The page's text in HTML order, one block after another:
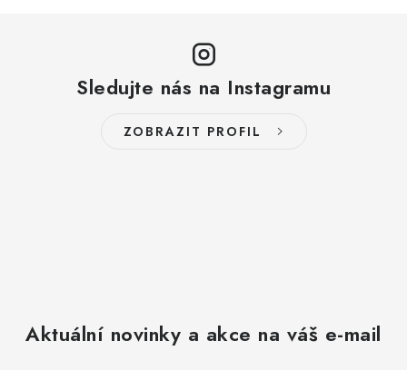
Sledujte nás na Instagramu
ZOBRAZIT PROFIL
Aktuální novinky a akce na váš e-mail